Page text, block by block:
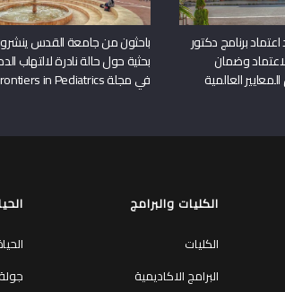
برنامج دكتور
وضمان
العالمية
باحثون من جامعة القدس
بحثية حول حالة نادرة لالتهاب
في مجلة Frontiers in Pediatrics
الكليات والبرامج
الكليات
البرامج الاكاديمية